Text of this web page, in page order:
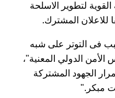
لتطوير الاسلحة
للاعلان المشترك.
فى التوتر على شبه
الأمن الدولي المعنية"،
الجهود المشتركة
مبكر."